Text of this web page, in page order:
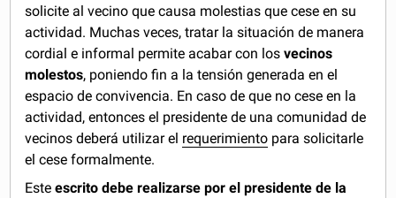
solicite al vecino que causa molestias que cese en su
actividad. Muchas veces, tratar la situación de manera
cordial e informal permite acabar con losvecinos
molestos, poniendo fin a la tensión generada en el
espacio de convivencia. En caso de que no cese en la
actividad, entonces el presidente de una comunidad de
vecinos deberá utilizar el requerimiento para solicitarle
el cese formalmente.
Esteescrito debe realizarse por el presidente de la